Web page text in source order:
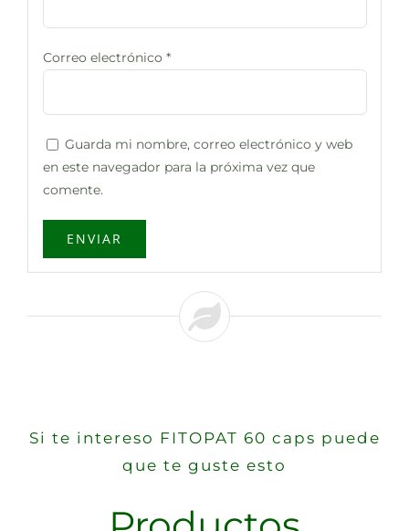
Correo electrónico *
Guarda mi nombre, correo electrónico y web
en este navegador para la próxima vez que
comente.
Si te intereso FITOPAT 60 caps puede
que te guste esto